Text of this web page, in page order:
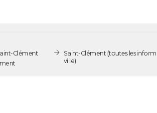
Clément
Clément
Saint-Clément (toutes les
ville)